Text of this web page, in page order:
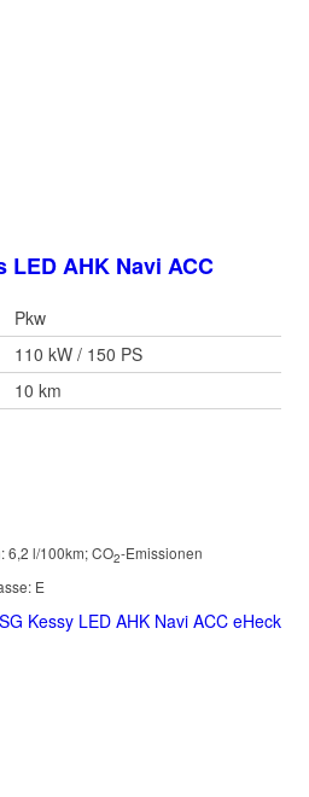
LED AHK Navi ACC
Pkw
110 kW / 150 PS
10 km
6,2 l/100km;CO2-Emissionen
E